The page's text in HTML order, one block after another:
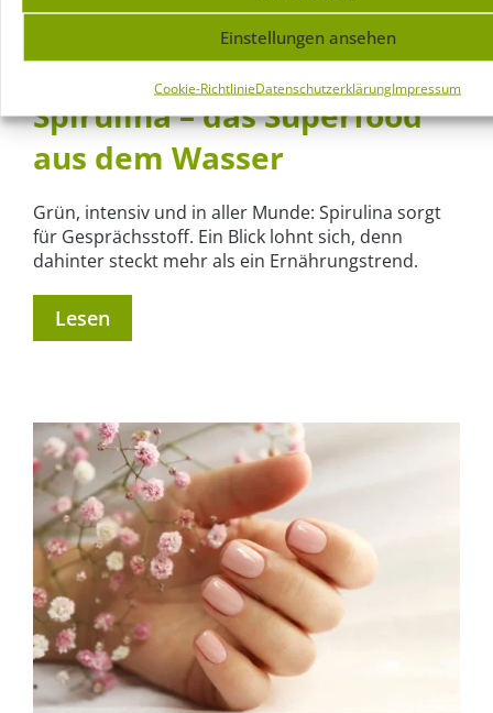
Einstellungen ansehen
Cookie-RichtlinieDatenschutzerklärungImpressum
Spirulina – das Superfood
aus dem Wasser
Grün, intensiv und in aller Munde: Spirulina sorgt
für Gesprächsstoff. Ein Blick lohnt sich, denn
dahinter steckt mehr als ein Ernährungstrend.
Lesen